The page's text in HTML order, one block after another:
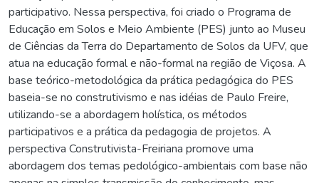
participativo. Nessa perspectiva, foi criado o Programa de
Educação em Solos e Meio Ambiente (PES) junto ao Museu
de Ciências da Terra do Departamento de Solos da UFV, que
atua na educação formal e não-formal na região de Viçosa. A
base teórico-metodológica da prática pedagógica do PES
baseia-se no construtivismo e nas idéias de Paulo Freire,
utilizando-se a abordagem holística, os métodos
participativos e a prática da pedagogia de projetos. A
perspectiva Construtivista-Freiriana promove uma
abordagem dos temas pedológico-ambientais com base não